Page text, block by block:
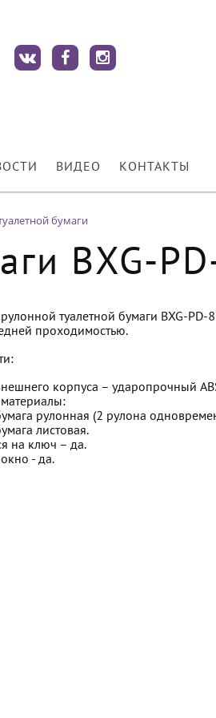
ВИДЕО КОНТАКТЫ
бумаги
BXG-
туалетной бумаги BXG-PD-
проходимостью.
корпуса – ударопрочный
рулонная (2 рулона
листовая.
на ключ – да.
- да.